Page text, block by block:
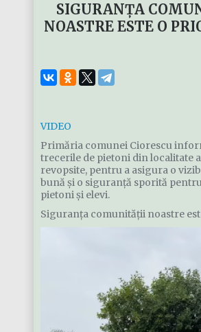
SIGURANȚA
NOASTRE ESTE O
VIDEO
Primăria comunei Ciorescu
trecerile de pietoni din localitate
revopsite, pentru a asigura o
bună și o siguranță sporită
pietoni și elevi.
Siguranța comunității noastre